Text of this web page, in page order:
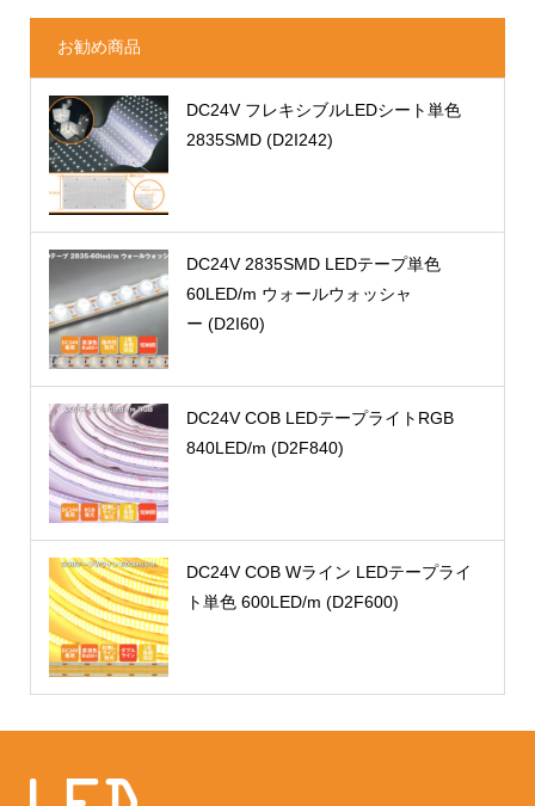
お勧め商品
DC24V フレキシブルLEDシート単色
2835SMD (D2I242)
DC24V 2835SMD LEDテープ単色
60LED/m ウォールウォッシャ
ー (D2I60)
DC24V COB LEDテープライトRGB
840LED/m (D2F840)
DC24V COB Wライン LEDテープライ
ト単色 600LED/m (D2F600)